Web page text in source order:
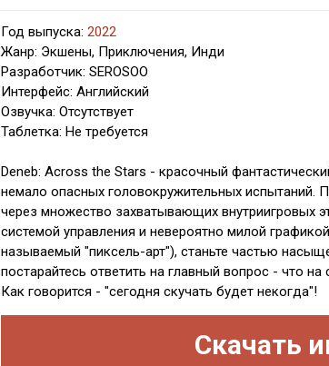
Год выпуска: 2022
Жанр: Экшены, Приключения, Инди
Разработчик: SEROSOO
Интерфейс: Английский
Озвучка: Отсутствует
Таблетка: Не требуется
Deneb: Across the Stars - красочный
немало опасных головокружительных испытаний.
через множество захватывающих внутриигровых
системой управления и невероятно милой
называемый "пиксель-арт"), станьте частью
постарайтесь ответить на главный вопрос - что
Как говорится - "сегодня скучать будет некогда"!
Скачать